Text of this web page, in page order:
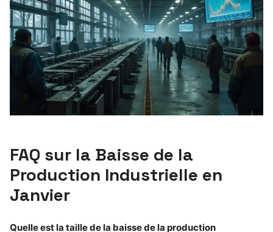
FAQ sur la Baisse de la
Production Industrielle en
Janvier
Quelle est la taille de la baisse de la production